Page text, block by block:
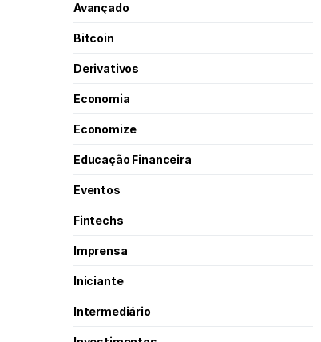
Avançado
Bitcoin
Derivativos
Economia
Economize
Educação Financeira
Eventos
Fintechs
Imprensa
Iniciante
Intermediário